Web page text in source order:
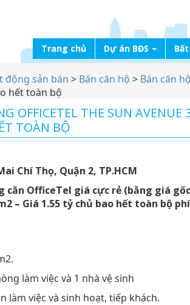
Trang chủ Dự án BĐS
động sản bán > Bán căn hộ > Bán căn
hết toàn bộ
OFFICETEL THE SUN AVENUE
TOÀN BỘ
Chí Thọ, Quận 2, TP.HCM
căn OfficeTel giá cực rẻ (bằng giá
– Giá 1.55 tỷ chủ bao hết toàn bộ
làm việc và 1 nhà vệ sinh
làm việc và sinh hoạt, tiếp khách.